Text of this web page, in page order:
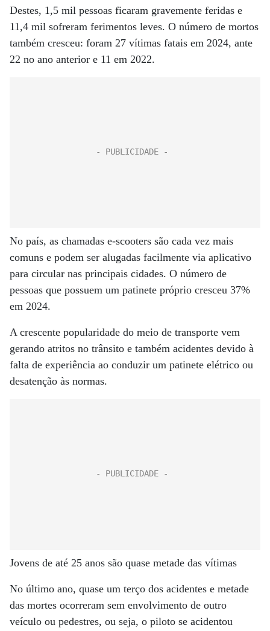
Destes, 1,5 mil pessoas ficaram gravemente feridas e
11,4 mil sofreram ferimentos leves. O número de mortos
também cresceu: foram 27 vítimas fatais em 2024, ante
22 no ano anterior e 11 em 2022.
No país, as chamadas e-scooters são cada vez mais
comuns e podem ser alugadas facilmente via aplicativo
para circular nas principais cidades. O número de
pessoas que possuem um patinete próprio cresceu 37%
em 2024.
A crescente popularidade do meio de transporte vem
gerando atritos no trânsito e também acidentes devido à
falta de experiência ao conduzir um patinete elétrico ou
desatenção às normas.
Jovens de até 25 anos são quase metade das vítimas
No último ano, quase um terço dos acidentes e metade
das mortes ocorreram sem envolvimento de outro
veículo ou pedestres, ou seja, o piloto se acidentou